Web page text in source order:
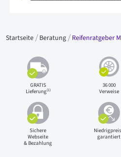
Startseite Beratung Reifenratgeber
GRATIS
Lieferung(1)
36 000
Verweise
Sichere
Webseite
& Bezahlung
garantiert